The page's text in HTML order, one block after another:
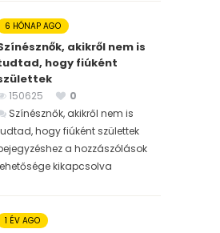
6 HÓNAP AGO
akikről nem is
hogy fiúként
150625
0
Színésznők, akikről nem is
hogy fiúként születtek
a hozzászólások
kikapcsolva
1 ÉV AGO